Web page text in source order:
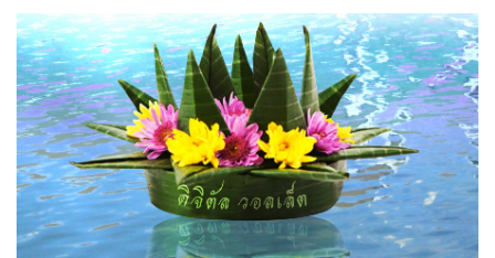
เรื่องเป็นเรื่องที่กดดัน และเป็นเรื่องที่อยากให้พี่น้องประชาชน
ได้จริงก็มารับฟัง